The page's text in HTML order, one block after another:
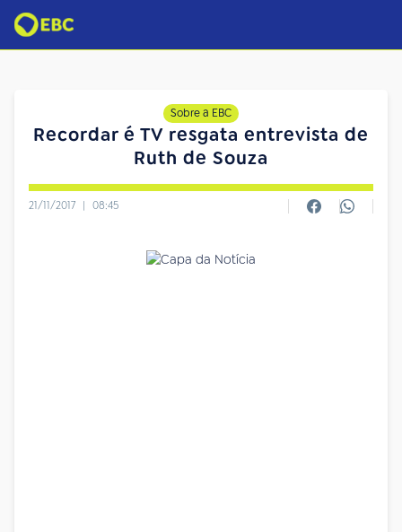
Sobre a EBC
Recordar é TV resgata entrevista de
Ruth de Souza
21/11/2017 | 08:45